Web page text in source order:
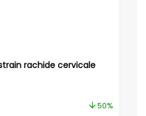
rachide cervicale
50%